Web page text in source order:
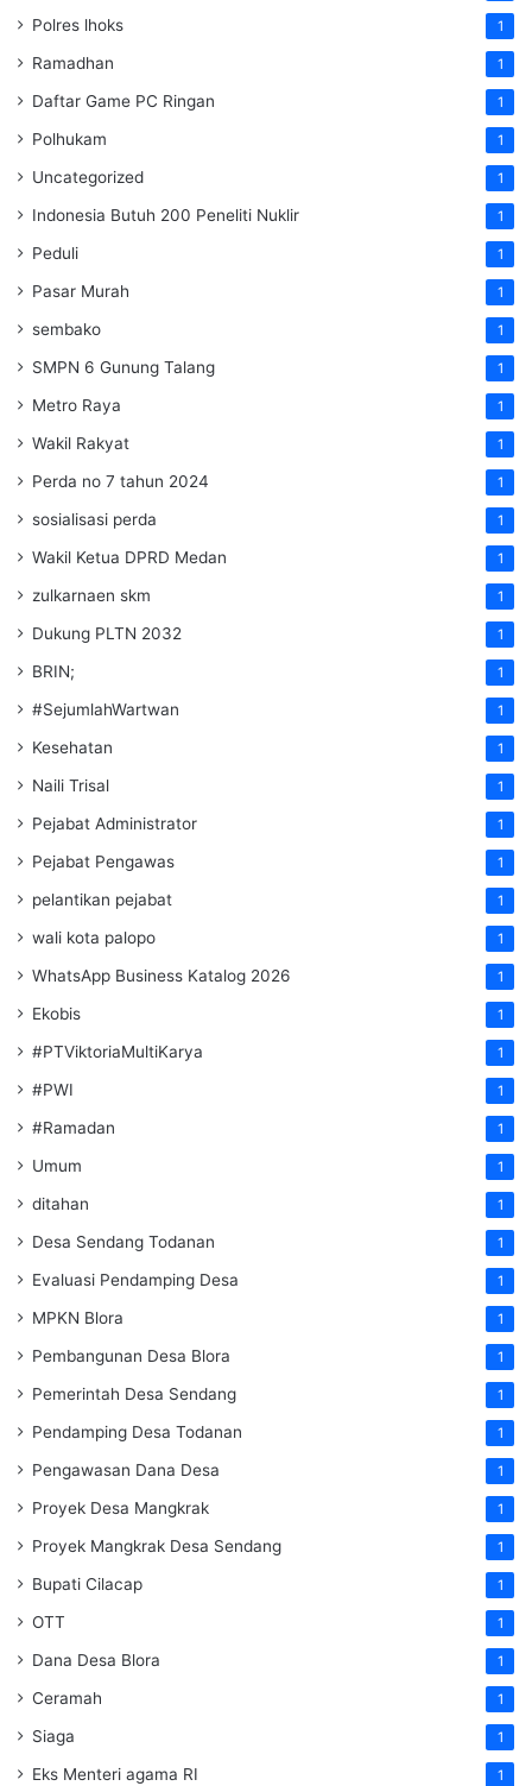
Polres lhoks 1
Ramadhan 1
Daftar Game PC Ringan 1
Polhukam 1
Uncategorized 1
Indonesia Butuh 200 Peneliti Nuklir 1
Peduli 1
Pasar Murah 1
sembako 1
SMPN 6 Gunung Talang 1
Metro Raya 1
Wakil Rakyat 1
Perda no 7 tahun 2024 1
sosialisasi perda 1
Wakil Ketua DPRD Medan 1
zulkarnaen skm 1
Dukung PLTN 2032 1
BRIN; 1
#SejumlahWartwan 1
Kesehatan 1
Naili Trisal 1
Pejabat Administrator 1
Pejabat Pengawas 1
pelantikan pejabat 1
wali kota palopo 1
WhatsApp Business Katalog 2026 1
Ekobis 1
#PTViktoriaMultiKarya 1
#PWI 1
#Ramadan 1
Umum 1
ditahan 1
Desa Sendang Todanan 1
Evaluasi Pendamping Desa 1
MPKN Blora 1
Pembangunan Desa Blora 1
Pemerintah Desa Sendang 1
Pendamping Desa Todanan 1
Pengawasan Dana Desa 1
Proyek Desa Mangkrak 1
Proyek Mangkrak Desa Sendang 1
Bupati Cilacap 1
OTT 1
Dana Desa Blora 1
Ceramah 1
Siaga 1
Eks Menteri agama RI 1